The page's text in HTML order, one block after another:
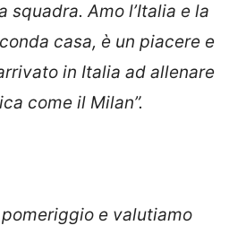
squadra. Amo l’Italia e la
casa, è un piacere e
in Italia ad allenare
come il Milan”.
e valutiamo